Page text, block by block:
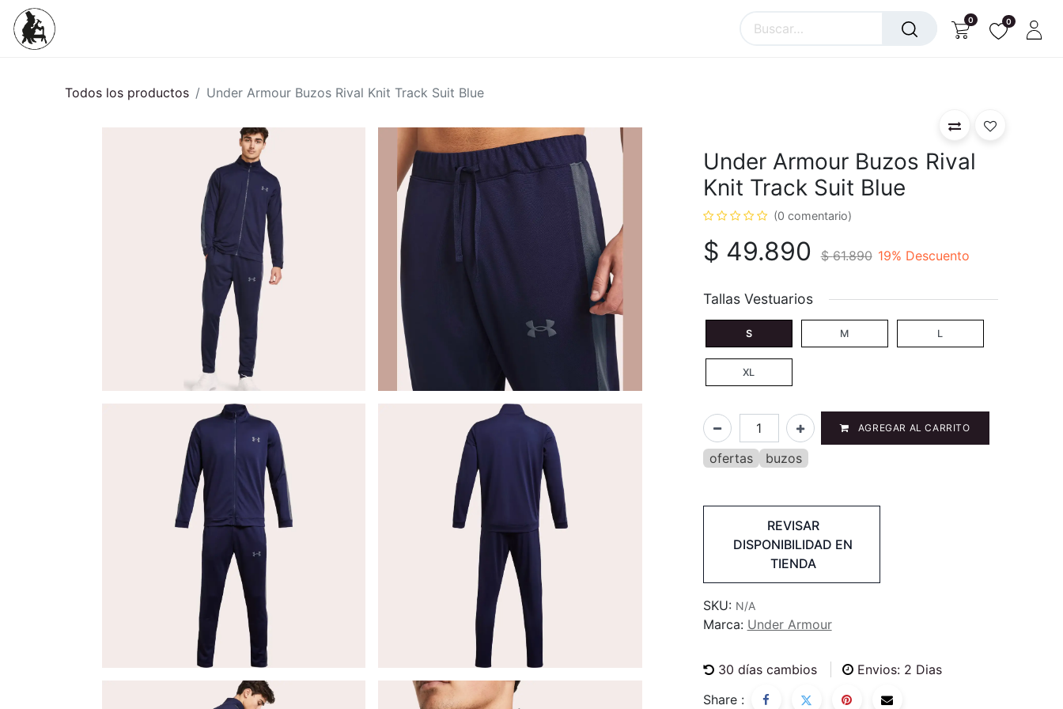
0 0
Todos los productos Under Armour Buzos Rival Knit Track Suit Blue
Under Armour Buzos Rival
Knit Track Suit Blue
(0 comentario)
$ 49.890 $61.890 19% Descuento
Tallas Vestuarios
S M L
XL
AGREGAR AL CARRITO
ofertas buzos
REVISAR
DISPONIBILIDAD EN
TIENDA
SKU: N/A
Marca: Under Armour
30 días cambios
Envios: 2 Dias
Share :